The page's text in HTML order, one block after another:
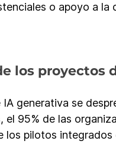
o apoyo a la
los proyectos
generativa se
el 95% de las
los pilotos integrados